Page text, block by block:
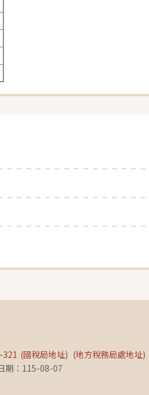
321 (國稅局地址) (地方稅務局處地址)
期：115-08-07